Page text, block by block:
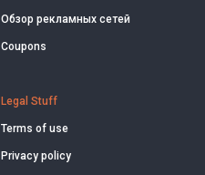
Обзор рекламных сетей
Coupons
Legal Stuff
Terms of use
Privacy policy